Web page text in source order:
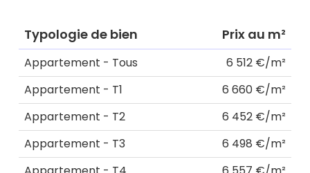
Typologie de bien Prix au m²
Appartement - Tous
6 512 €/m²
Appartement - T1
6 660 €/m²
Appartement - T2
6 452 €/m²
Appartement - T3
6 498 €/m²